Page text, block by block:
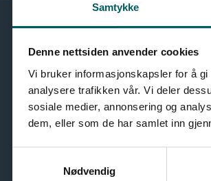
Samtykke
Denne nettsiden anvender cookies
Vi bruker informasjonskapsler for å
analysere trafikken vår. Vi deler
sosiale medier, annonsering og
dem, eller som de har samlet inn
Nødvendig
Få de siste
Hold deg oppdatert